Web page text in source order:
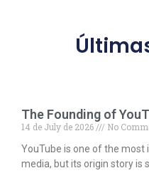
The Founding of
14 de July de 2026
No
YouTube is one of the
media, but its origin story is